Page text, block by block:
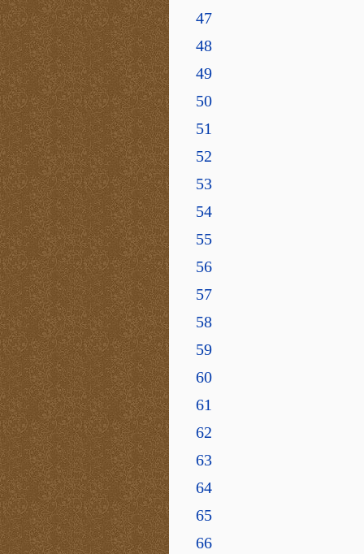
47
48
49
50
51
52
53
54
55
56
57
58
59
60
61
62
63
64
65
66